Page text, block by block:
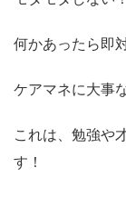
何かあったら即
ケアマネに大事
これは、勉強や
す！